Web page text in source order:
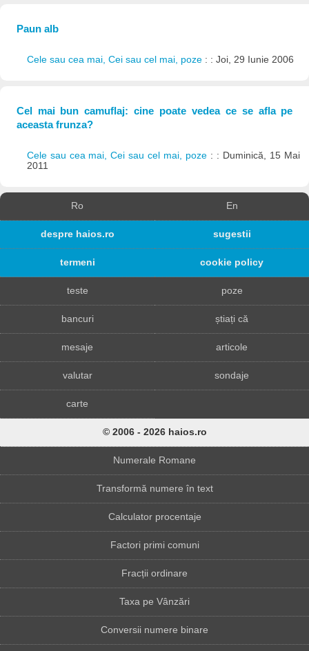
Paun alb
Cele sau cea mai, Cei sau cel mai, poze : : Joi, 29 Iunie 2006
Cel mai bun camuflaj: cine poate vedea ce se afla pe
aceasta frunza?
Cele sau cea mai, Cei sau cel mai, poze : : Duminică, 15 Mai
2011
Ro En
despre haios.ro sugestii
termeni cookie policy
teste poze
bancuri știați că
mesaje articole
valutar sondaje
carte
© 2006 - 2026 haios.ro
Numerale Romane
Transformă numere în text
Calculator procentaje
Factori primi comuni
Fracții ordinare
Taxa pe Vânzări
Conversii numere binare